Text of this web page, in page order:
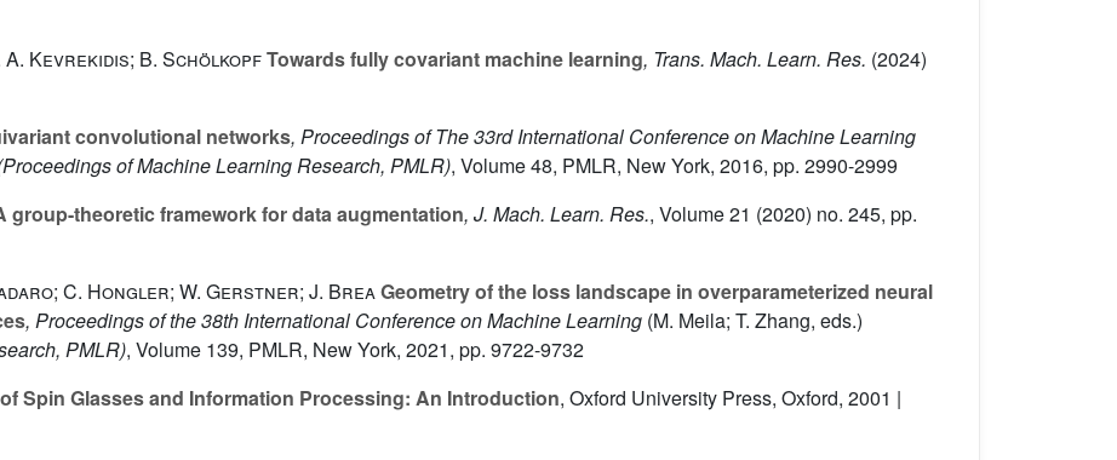
A. Kevrekidis; B. SchölkopfTowards fully covariant machine learning, Trans. Mach. Learn. Res. (2024)
convolutional networks, Proceedings of The 33rd International Conference on Machine Learning
of Machine Learning Research, PMLR), Volume 48, PMLR, New York, 2016, pp. 2990-2999
group-theoretic framework for data augmentation, J. Mach. Learn. Res., Volume 21 (2020) no. 245, pp.
C. Hongler; W. Gerstner; J. BreaGeometry of the loss landscape in overparameterized neural
, Proceedings of the 38th International Conference on Machine Learning (M. Meila; T. Zhang, eds.)
PMLR), Volume 139, PMLR, New York, 2021, pp. 9722-9732
Spin Glasses and Information Processing: An Introduction, Oxford University Press, Oxford, 2001 |